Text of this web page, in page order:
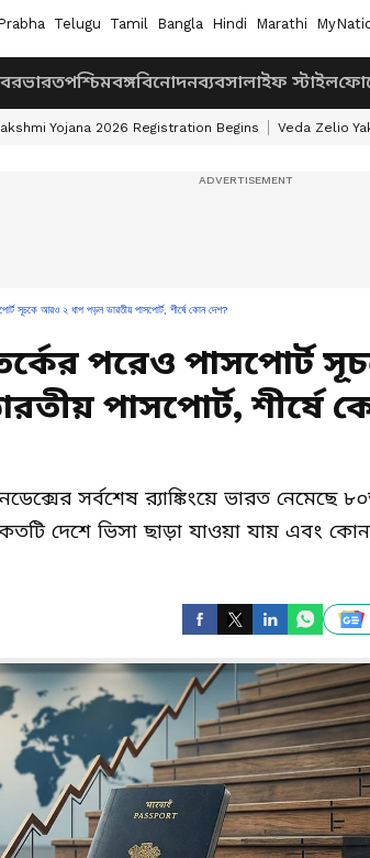
Telugu Tamil Bangla Hindi Marathi
ভারতপশ্চিমবঙ্গবিনোদনব্যবসালাইফ স্টাইল
Yojana 2026 Registration Begins Veda Zelio
সূচকে আরও ২ ধাপ পড়ল ভারতীয় পাসপোর্ট, শীর্ষে কোন দেশ?
পরেও পাসপোর্ট
পাসপোর্ট, শীর্ষে
সর্বশেষ র‍্যাঙ্কিংয়ে ভারত নেমেছে
কতটি দেশে ভিসা ছাড়া যাওয়া যায় এবং